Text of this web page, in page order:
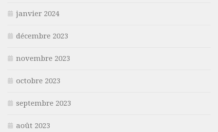
janvier 2024
décembre 2023
novembre 2023
octobre 2023
septembre 2023
août 2023